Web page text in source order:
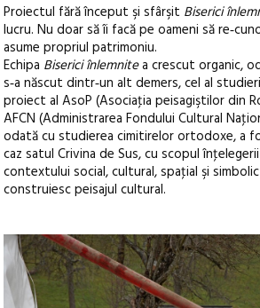
Proiectul fără început şi sfârşit Biserici
lucru. Nu doar să îi facă pe oameni să
asume propriul patrimoniu.
Echipa Biserici înlemnitea crescut organic,
s‑a născut dintr‑un alt demers, cel al
proiect al AsoP (Asociaţia peisagiştilor din
AFCN (Administrarea Fondului Cultural
odată cu studierea cimitirelor ortodoxe, a
caz satul Crivina de Sus, cu scopul
contextului social, cultural, spaţial şi
construiesc peisajul cultural.